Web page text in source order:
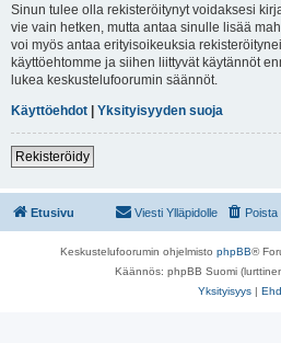
Sinun tulee olla rekisteröitynyt voidaksesi
vie vain hetken, mutta antaa sinulle lisää
voi myös antaa erityisoikeuksia
käyttöehtomme ja siihen liittyvät käytännöt
lukea keskustelufoorumin säännöt.
Käyttöehdot | Yksityisyyden suoja
Rekisteröidy
Etusivu Viesti Ylläpidolle
Keskustelufoorumin ohjelmisto phpBB®
Käännös: phpBB Suomi
Yksityisyys |